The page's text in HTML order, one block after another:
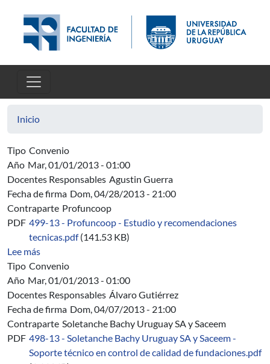
Inicio
Tipo Convenio
Año Mar, 01/01/2013 - 01:00
Docentes Responsables Agustin Guerra
Fecha de firma Dom, 04/28/2013 - 21:00
Contraparte Profuncoop
PDF 499-13 - Profuncoop - Estudio y recomendaciones
tecnicas.pdf (141.53 KB)
Lee mássobre 499/13 - Profuncoop - Estudio y recomendación
Tipo Convenio
Año Mar, 01/01/2013 - 01:00
Docentes Responsables Álvaro Gutiérrez
Fecha de firma Dom, 04/07/2013 - 21:00
Contraparte Soletanche Bachy Uruguay SA y Saceem
PDF 498-13 - Soletanche Bachy Uruguay SA y Saceem -
Soporte técnico en control de calidad de fundaciones.pdf